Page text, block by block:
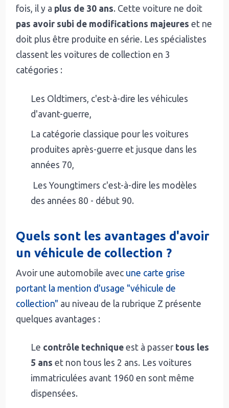
fois, il y a plus de 30 ans. Cette voiture ne doit
pas avoir subi de modifications majeures et ne
doit plus être produite en série. Les spécialistes
classent les voitures de collection en 3
catégories :
Les Oldtimers, c'est-à-dire les véhicules
d'avant-guerre,
La catégorie classique pour les voitures
produites après-guerre et jusque dans les
années 70,
Les Youngtimers c'est-à-dire les modèles
des années 80 - début 90.
Quels sont les avantages d'avoir
un véhicule de collection ?
Avoir une automobile avec une carte grise
portant la mention d'usage "véhicule de
collection" au niveau de la rubrique Z présente
quelques avantages :
Le contrôle technique est à passer tous les
5 ans et non tous les 2 ans. Les voitures
immatriculées avant 1960 en sont même
dispensées.